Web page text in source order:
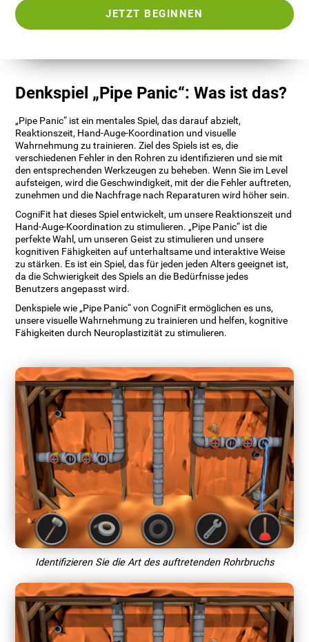
JETZT BEGINNEN
Denkspiel „Pipe Panic“: Was ist das?
„Pipe Panic“ ist ein mentales Spiel, das darauf abzielt,
Reaktionszeit, Hand-Auge-Koordination und visuelle
Wahrnehmung zu trainieren. Ziel des Spiels ist es, die
verschiedenen Fehler in den Rohren zu identifizieren und sie mit
den entsprechenden Werkzeugen zu beheben. Wenn Sie im Level
aufsteigen, wird die Geschwindigkeit, mit der die Fehler auftreten,
zunehmen und die Nachfrage nach Reparaturen wird höher sein.
CogniFit hat dieses Spiel entwickelt, um unsere Reaktionszeit und
Hand-Auge-Koordination zu stimulieren. „Pipe Panic“ ist die
perfekte Wahl, um unseren Geist zu stimulieren und unsere
kognitiven Fähigkeiten auf unterhaltsame und interaktive Weise
zu stärken. Es ist ein Spiel, das für jeden jeden Alters geeignet ist,
da die Schwierigkeit des Spiels an die Bedürfnisse jedes
Benutzers angepasst wird.
Denkspiele wie „Pipe Panic“ von CogniFit ermöglichen es uns,
unsere visuelle Wahrnehmung zu trainieren und helfen, kognitive
Fähigkeiten durch Neuroplastizität zu stimulieren.
Identifizieren Sie die Art des auftretenden Rohrbruchs